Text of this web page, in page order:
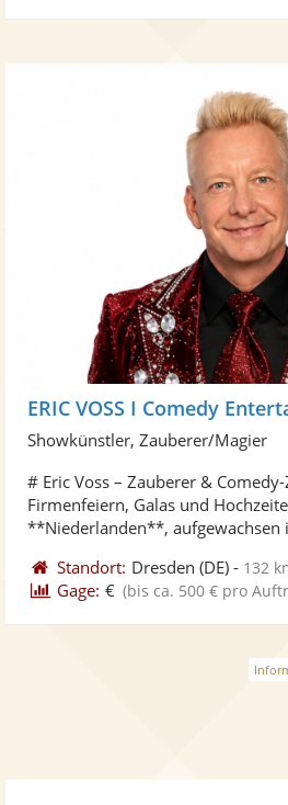
ERIC VOSS I Comedy
Showkünstler, Zauberer/Magier
# Eric Voss – Zauberer &
Firmenfeiern, Galas und
**Niederlanden**, aufgewachsen
Standort: Dresden (DE) - 132
Gage: € (bis ca. 500 € pro